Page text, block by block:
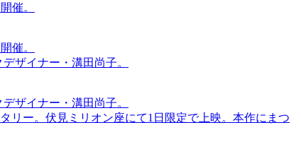
催。
催。
ザイナー・溝田尚子。
ザイナー・溝田尚子。
リー。伏見ミリオン座にて1日限定で上映。本作にまつ